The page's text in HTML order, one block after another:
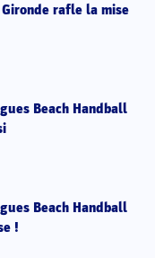
Gironde rafle la mise
Beach Handball
Beach Handball
!